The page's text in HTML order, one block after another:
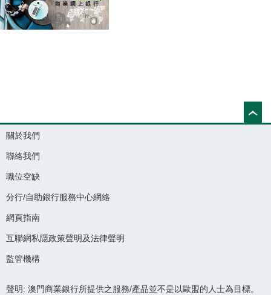
關於我們
聯絡我們
職位空缺
分行/自助銀行服務中心網絡
網頁指南
互聯網私隱政策聲明及法律聲明
監管機構
聲明: 澳門商業銀行所提供之服務/產品並不是以歐盟的人士為目標。